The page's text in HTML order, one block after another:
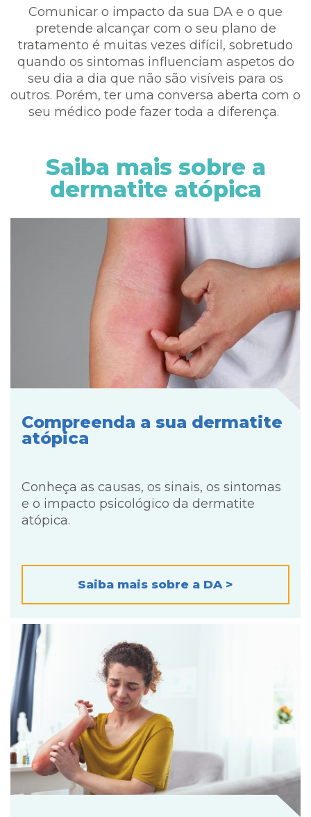
Comunicar o impacto da sua DA e o que
pretende alcançar com o seu plano de
tratamento é muitas vezes difícil, sobretudo
quando os sintomas influenciam aspetos do
seu dia a dia que não são visíveis para os
outros. Porém, ter uma conversa aberta com o
seu médico pode fazer toda a diferença.
Saiba mais sobre a
dermatite atópica
Compreenda a sua dermatite
atópica
Conheça as causas, os sinais, os sintomas
e o impacto psicológico da dermatite
atópica.
Saiba mais sobre a DA >